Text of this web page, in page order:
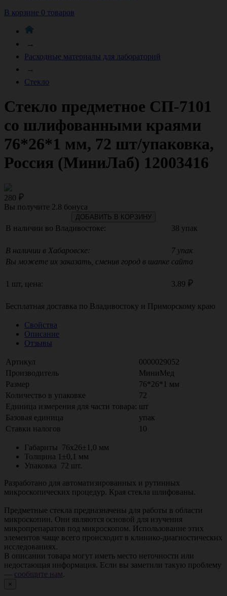
В корзине 0 товаров
→
Расходные материалы для лабораторий
→
Стекло
Стекло предметное СП-7101
со шлифованными краями
76*26*1 мм, 72 шт/упаковка,
Россия (МиниЛаб) 12003416
280
Вы получите 2.8 бонуса
ДОБАВИТЬ В КОРЗИНУ
В наличии во Владивостоке: 38 упак
В наличии в Хабаровске:
7 упак
Вы можете их заказать, сменив город в шапке сайта
1 шт, цена: 3.89
Бесплатная доставка по Владивостоку и Приморскому краю
Свойства
Описание
Отзывы
Артикул
0000029052
Производитель
МиниМед
Размер
76*26*1 мм
Количество в упаковке
72
Единица измерения для части товара: шт
Базовая единица
упак
Ставки налогов
10
Габариты 76х26±1,0 мм
Толщина 1±0,1 мм
Упаковка 72 шт.
Разработано для автоматизированных и рутинных
микроскопических процедур. Края стекла шлифованы.
Предметные стекла предназначены для работы в области
микроскопии. Они являются основой для изучения
микропрепаратов под микроскопом. Использование этих
элементов чаще всего происходит в клинико-диагностических
исследованиях.
В описании товара могут иметь место неточности или
недостающая информация. Если вы заметили такую проблему
— сообщите нам.
×